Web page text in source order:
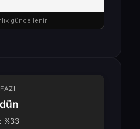
güncellenir.
%33